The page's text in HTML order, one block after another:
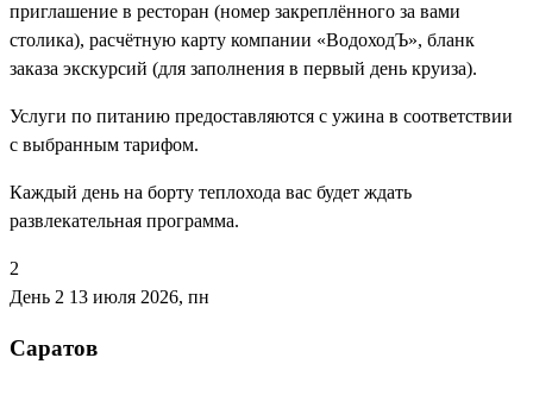
приглашение в ресторан (номер закреплённого за вами
столика), расчётную карту компании «ВодоходЪ», бланк
заказа экскурсий (для заполнения в первый день круиза).
Услуги по питанию предоставляются с ужина в соответствии
с выбранным тарифом.
Каждый день на борту теплохода вас будет ждать
развлекательная программа.
2
День 2 13 июля 2026, пн
Саратов